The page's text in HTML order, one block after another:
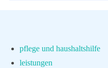
pflege und haushaltshilfe
leistungen